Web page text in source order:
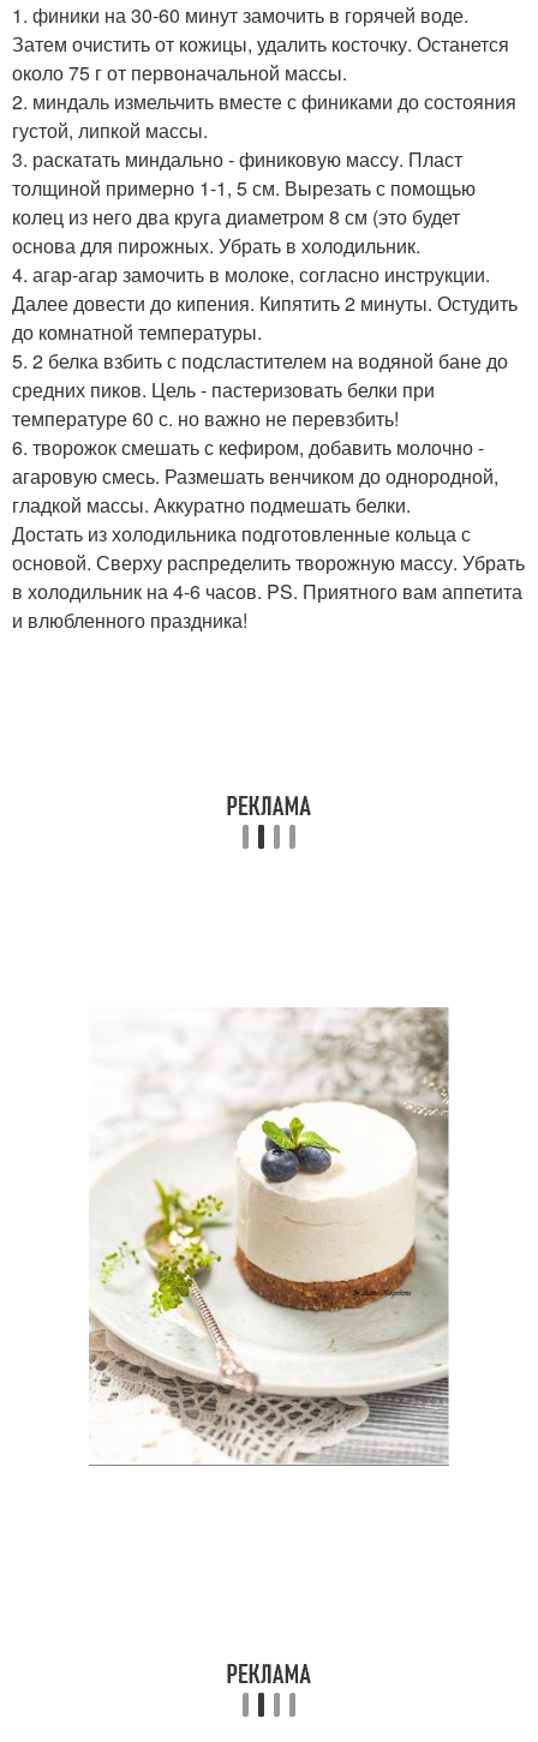
1. финики на 30-60 минут замочить в горячей воде.
Затем очистить от кожицы, удалить косточку. Останется
около 75 г от первоначальной массы.
2. миндаль измельчить вместе с финиками до состояния
густой, липкой массы.
3. раскатать миндально - финиковую массу. Пласт
толщиной примерно 1-1, 5 см. Вырезать с помощью
колец из него два круга диаметром 8 см (это будет
основа для пирожных. Убрать в холодильник.
4. агар-агар замочить в молоке, согласно инструкции.
Далее довести до кипения. Кипятить 2 минуты. Остудить
до комнатной температуры.
5. 2 белка взбить с подсластителем на водяной бане до
средних пиков. Цель - пастеризовать белки при
температуре 60 с. но важно не перевзбить!
6. творожок смешать с кефиром, добавить молочно -
агаровую смесь. Размешать венчиком до однородной,
гладкой массы. Аккуратно подмешать белки.
Достать из холодильника подготовленные кольца с
основой. Сверху распределить творожную массу. Убрать
в холодильник на 4-6 часов. PS. Приятного вам аппетита
и влюбленного праздника!